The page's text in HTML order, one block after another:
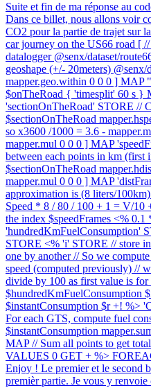
Suite et fin de ma réponse au
Dans ce billet, nous allons voir
CO2 pour la partie de trajet sur
car journey on the US66 road [
datalogger @senx/dataset/
geoshape (+/- 20meters) @senx/
mapper.geo.within 0 0 0 ] MAP
$onTheRoad { 'timesplit' 60 s
'sectionOnTheRoad' STORE //
$sectionOnTheRoad
so x3600 /1000 = 3.6 -
mapper.mul 0 0 0 ] MAP
between each points in km (first
$sectionOnTheRoad
mapper.mul 0 0 0 ] MAP
approximation is (8 liters/
Speed * 8 / 80 / 100 + 1 = V/10
the index $speedFrames <%
'hundredKmFuelConsumption'
STORE <% 'i' STORE // store
one by another // So we
speed (computed previously) //
divide by 100 as first value is
$hundredKmFuelConsumption
$instantConsumption $r +! %>
For each GTS, compute fuel
$instantConsumption
MAP // Sum all points to get
VALUES 0 GET + %>
Enjoy ! Le premier et le second
premièr partie. Je vous y renvoie